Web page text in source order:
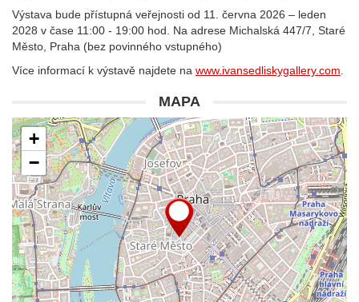
Výstava bude přístupná veřejnosti od 11. června 2026 – leden
2028 v čase 11:00 - 19:00 hod. Na adrese Michalská 447/7, Staré
Město, Praha (bez povinného vstupného)
Více informací k výstavě najdete na www.ivansedliskygallery.com
MAPA
+
−